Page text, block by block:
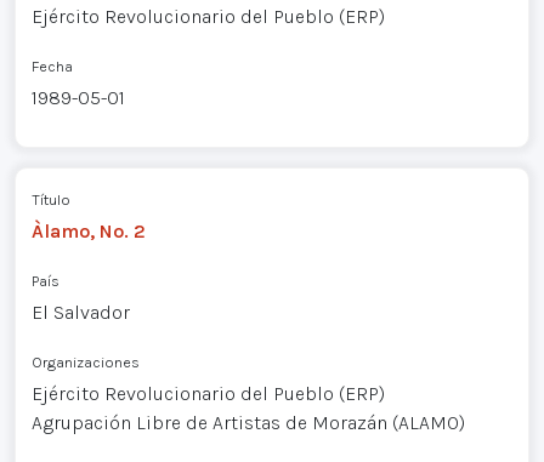
Ejército Revolucionario del Pueblo (ERP)
Fecha
1989-05-01
Título
Àlamo, No. 2
País
El Salvador
Organizaciones
Ejército Revolucionario del Pueblo (ERP)
Agrupación Libre de Artistas de Morazán (ALAMO)